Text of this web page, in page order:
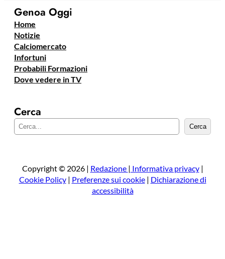
Genoa Oggi
Home
Notizie
Calciomercato
Infortuni
Probabili Formazioni
Dove vedere in TV
Cerca
e
a
Cerca
Copyright © 2026 | Redazione | Informativa privacy|
Cookie Policy| Preferenze sui cookie| Dichiarazione di
accessibilità